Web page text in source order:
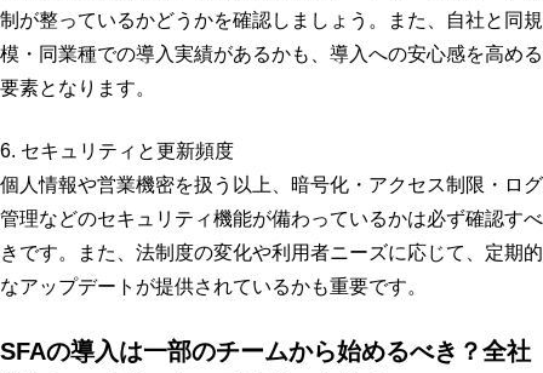
制が整っているかどうかを確認しましょう。また、自社と同規
模・同業種での導入実績があるかも、導入への安心感を高める
要素となります。
6. セキュリティと更新頻度
個人情報や営業機密を扱う以上、暗号化・アクセス制限・ログ
管理などのセキュリティ機能が備わっているかは必ず確認すべ
きです。また、法制度の変化や利用者ニーズに応じて、定期的
なアップデートが提供されているかも重要です。
SFAの導入は一部のチームから始めるべき？全社